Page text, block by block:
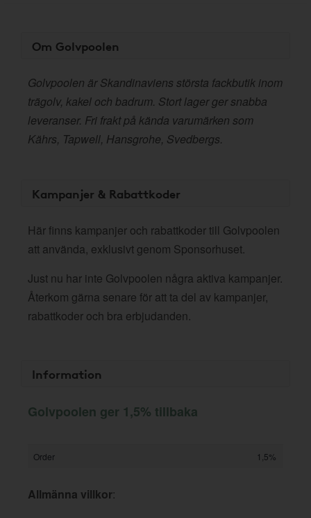
Om Golvpoolen
Golvpoolen är Skandinaviens största fackbutik inom
trägolv, kakel och badrum. Stort lager ger snabba
leveranser. Fri frakt på kända varumärken som
Kährs, Tapwell, Hansgrohe, Svedbergs.
Kampanjer & Rabattkoder
Här finns kampanjer och rabattkoder till Golvpoolen
att använda, exklusivt genom Sponsorhuset.
Just nu har inte Golvpoolen några aktiva kampanjer.
Återkom gärna senare för att ta del av kampanjer,
rabattkoder och bra erbjudanden.
Information
Golvpoolen ger 1,5% tillbaka
Order 1,5%
Allmänna villkor: